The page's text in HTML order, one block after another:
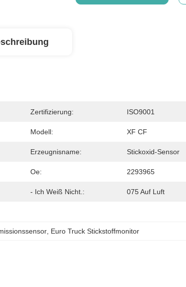
Zertifizierung: ISO9001
Modell: XF CF
Erzeugnisname: Stickoxid-Sensor
Oe: 2293965
- Ich Weiß Nicht.: 075 Auf Luft
Euro Truck Stickstoffmonitor